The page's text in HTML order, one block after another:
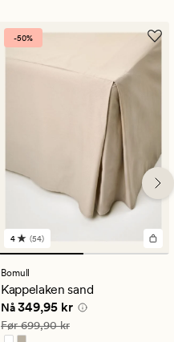
-50%
54
anmeldelser
med
en
gjennomsnittlig
vurdering
på
4
4 (54)
Bomull
Kappelaken sand
Nåværende pris
Nå349,95 kr
Vanlig pris 699,90 kr
Før699,90 kr